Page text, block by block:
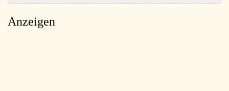
Anzeigen